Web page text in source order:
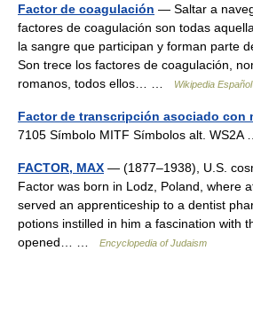
Factor de coagulación — Saltar a
factores de coagulación son todas
la sangre que participan y forman parte
Son trece los factores de coagulación,
romanos, todos ellos… …
Wikipedia Español
Factor de transcripción asociado con
7105 Símbolo MITF Símbolos alt.
FACTOR, MAX — (1877–1938), U.S.
Factor was born in Lodz, Poland, where
served an apprenticeship to a dentist
potions instilled in him a fascination with
opened… …
Encyclopedia of Judaism